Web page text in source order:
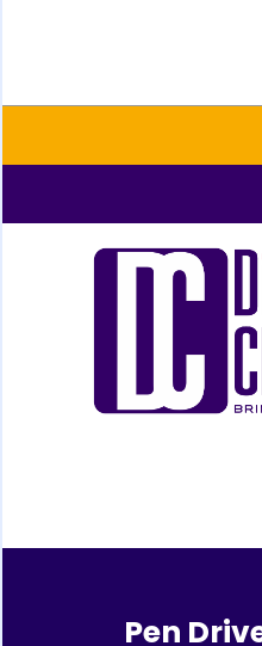
Pen